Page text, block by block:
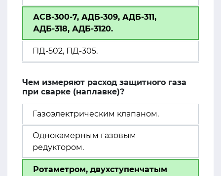
АСВ-300-7, АДБ-309, АДБ-311,
АДБ-318, АДБ-3120.
ПД-502, ПД-305.
Чем измеряют расход защитного газа
при сварке (наплавке)?
Газоэлектрическим клапаном.
Однокамерным газовым
редуктором.
Ротаметром, двухступенчатым